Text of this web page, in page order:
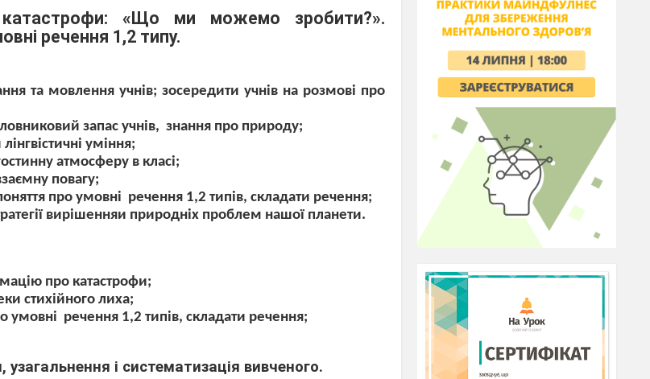
«Що ми можемо зробити?».
речення 1,2 типу.
та мовлення учнів; зосередити учнів на розмові про
запас учнів, знання про природу;
уміння;
атмосферу в класі;
повагу;
про умовні речення 1,2 типів, складати речення;
вирішенняи природніх проблем нашої планети.
про катастрофи;
стихійного лиха;
умовні речення 1,2 типів, складати речення;
узагальнення і систематизація вивченого.